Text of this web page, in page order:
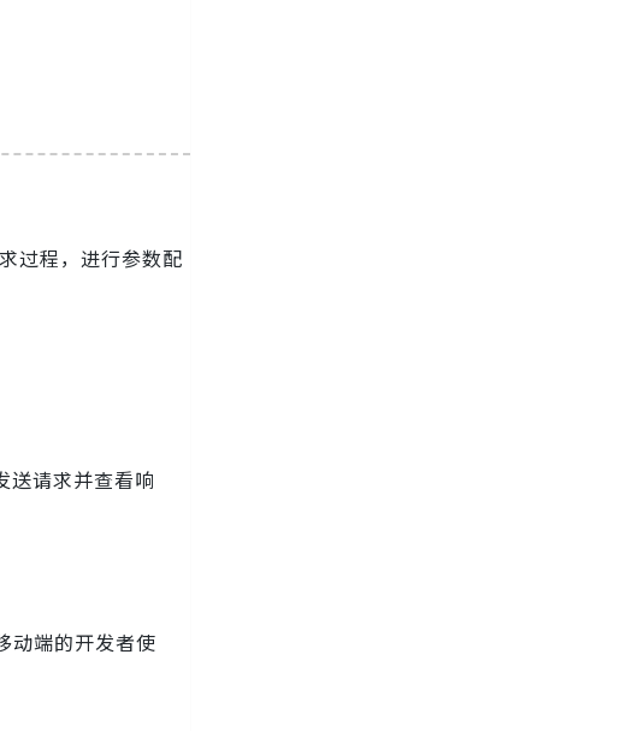
过程，进行参数配
送请求并查看响
动端的开发者使